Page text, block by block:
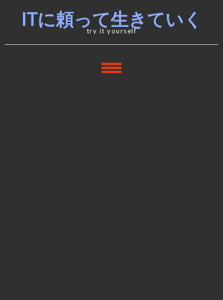
navigation
contentITに頼って生きていく
try it yourself